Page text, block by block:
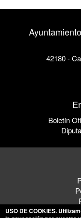
42180 -
Boletín
USO DE COOKIES.